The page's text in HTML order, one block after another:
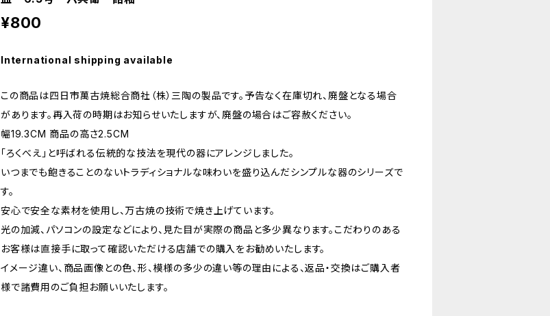
¥800
International shipping available
この商品は四日市萬古焼総合商社（株）三陶の製品です。予告なく在庫切れ、廃盤となる場合
があります。再入荷の時期はお知らせいたしますが、廃盤の場合はご容赦ください。
幅19.3CM 商品の高さ2.5CM
「ろくべえ」と呼ばれる伝統的な技法を現代の器にアレンジしました。
いつまでも飽きることのないトラディショナルな味わいを盛り込んだシンプルな器のシリーズで
す。
安心で安全な素材を使用し、万古焼の技術で焼き上げています。
光の加減、パソコンの設定などにより、見た目が実際の商品と多少異なります。こだわりのある
お客様は直接手に取って確認いただける店舗での購入をお勧めいたします。
イメージ違い、商品画像との色、形、模様の多少の違い等の理由による、返品・交換はご購入者
様で諸費用のご負担お願いいたします。